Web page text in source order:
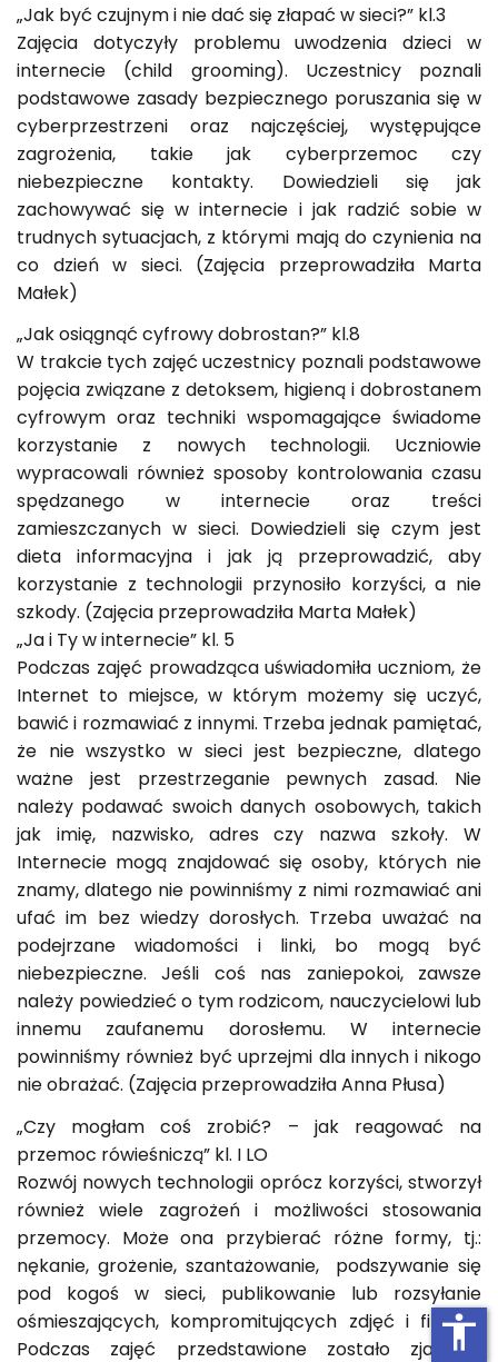
„Jak być czujnym i nie dać się złapać w sieci?” kl.3
Zajęcia dotyczyły problemu uwodzenia dzieci w
internecie (child grooming). Uczestnicy poznali
podstawowe zasady bezpiecznego poruszania się w
cyberprzestrzeni oraz najczęściej, występujące
zagrożenia, takie jak cyberprzemoc czy
niebezpieczne kontakty. Dowiedzieli się jak
zachowywać się w internecie i jak radzić sobie w
trudnych sytuacjach, z którymi mają do czynienia na
co dzień w sieci. (Zajęcia przeprowadziła Marta
Małek)
„Jak osiągnąć cyfrowy dobrostan?” kl.8
W trakcie tych zajęć uczestnicy poznali podstawowe
pojęcia związane z detoksem, higieną i dobrostanem
cyfrowym oraz techniki wspomagające świadome
korzystanie z nowych technologii. Uczniowie
wypracowali również sposoby kontrolowania czasu
spędzanego w internecie oraz treści
zamieszczanych w sieci. Dowiedzieli się czym jest
dieta informacyjna i jak ją przeprowadzić, aby
korzystanie z technologii przynosiło korzyści, a nie
szkody. (Zajęcia przeprowadziła Marta Małek)
„Ja i Ty w internecie” kl. 5
Podczas zajęć prowadząca uświadomiła uczniom, że
Internet to miejsce, w którym możemy się uczyć,
bawić i rozmawiać z innymi. Trzeba jednak pamiętać,
że nie wszystko w sieci jest bezpieczne, dlatego
ważne jest przestrzeganie pewnych zasad. Nie
należy podawać swoich danych osobowych, takich
jak imię, nazwisko, adres czy nazwa szkoły. W
Internecie mogą znajdować się osoby, których nie
znamy, dlatego nie powinniśmy z nimi rozmawiać ani
ufać im bez wiedzy dorosłych. Trzeba uważać na
podejrzane wiadomości i linki, bo mogą być
niebezpieczne. Jeśli coś nas zaniepokoi, zawsze
należy powiedzieć o tym rodzicom, nauczycielowi lub
innemu zaufanemu dorosłemu. W internecie
powinniśmy również być uprzejmi dla innych i nikogo
nie obrażać. (Zajęcia przeprowadziła Anna Płusa)
„Czy mogłam coś zrobić? – jak reagować na
przemoc rówieśniczą” kl. I LO
Rozwój nowych technologii oprócz korzyści, stworzył
również wiele zagrożeń i możliwości stosowania
przemocy. Może ona przybierać różne formy, tj.:
nękanie, grożenie, szantażowanie, podszywanie się
pod kogoś w sieci, publikowanie lub rozsyłanie
ośmieszających, kompromitujących zdjęć i filmów.
Podczas zajęć przedstawione zostało zjawisko
accessibility